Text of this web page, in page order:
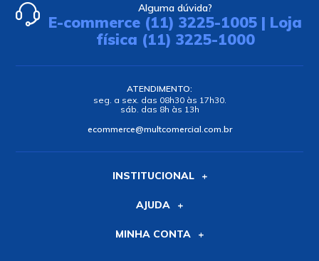
Alguma dúvida?
E-commerce (11) 3225-1005 | Loja
física (11) 3225-1000
ATENDIMENTO:
seg. a sex. das 08h30 às 17h30.
sáb. das 8h às 13h
ecommerce@multcomercial.com.br
INSTITUCIONAL
AJUDA
MINHA CONTA